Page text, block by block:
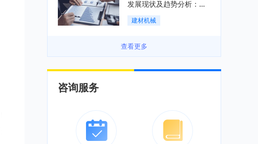
发展现状及趋势分析：企
业加速向“装备+系统+服
务”综合服务商转型「图」
建材机械
查看更多
咨询服务